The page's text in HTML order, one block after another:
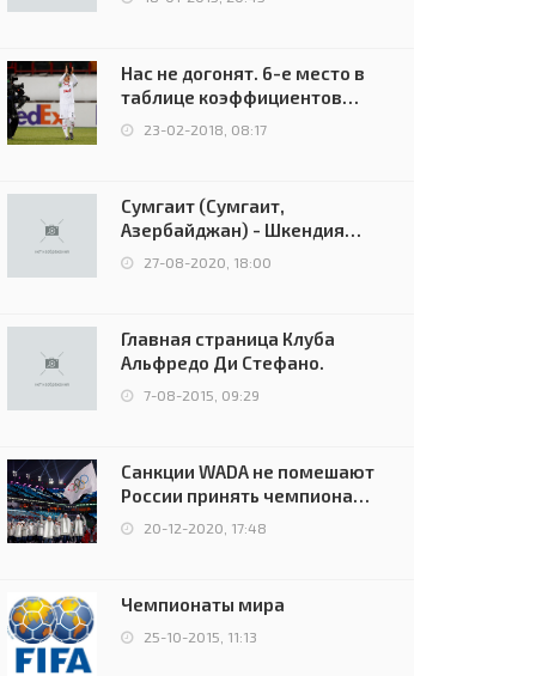
Нас не догонят. 6-е место в
таблице коэффициентов
УЕФА остаётся за Россией
23-02-2018, 08:17
Сумгаит (Сумгаит,
Азербайджан) - Шкендия
(Тетово, Северная
Македония) - 0:2 (0:0)
27-08-2020, 18:00
Главная страница Клуба
Альфредо Ди Стефано.
7-08-2015, 09:29
Санкции WADA не помешают
России принять чемпионат
Европы и финал Лиги
чемпионов.
20-12-2020, 17:48
Чемпионаты мира
25-10-2015, 11:13